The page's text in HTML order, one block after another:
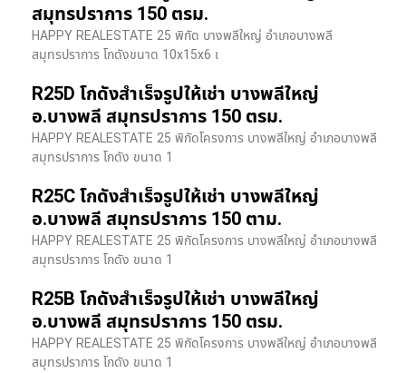
สมุทรปราการ 150 ตรม.
HAPPY REALESTATE 25 พิกัด บางพลีใหญ่ อำเภอบางพลี
สมุทรปราการ โกดังขนาด 10x15x6 เ
R25D โกดังสำเร็จรูปให้เช่า บางพลีใหญ่
อ.บางพลี สมุทรปราการ 150 ตรม.
HAPPY REALESTATE 25 พิกัดโครงการ บางพลีใหญ่ อำเภอบางพลี
สมุทรปราการ โกดัง ขนาด 1
R25C โกดังสำเร็จรูปให้เช่า บางพลีใหญ่
อ.บางพลี สมุทรปราการ 150 ตาม.
HAPPY REALESTATE 25 พิกัดโครงการ บางพลีใหญ่ อำเภอบางพลี
สมุทรปราการ โกดัง ขนาด 1
R25B โกดังสำเร็จรูปให้เช่า บางพลีใหญ่
อ.บางพลี สมุทรปราการ 150 ตรม.
HAPPY REALESTATE 25 พิกัดโครงการ บางพลีใหญ่ อำเภอบางพลี
สมุทรปราการ โกดัง ขนาด 1